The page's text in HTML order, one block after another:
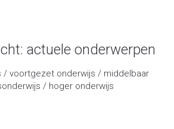
actuele onderwerpen
/ voortgezet onderwijs / middelbaar
/ hoger onderwijs